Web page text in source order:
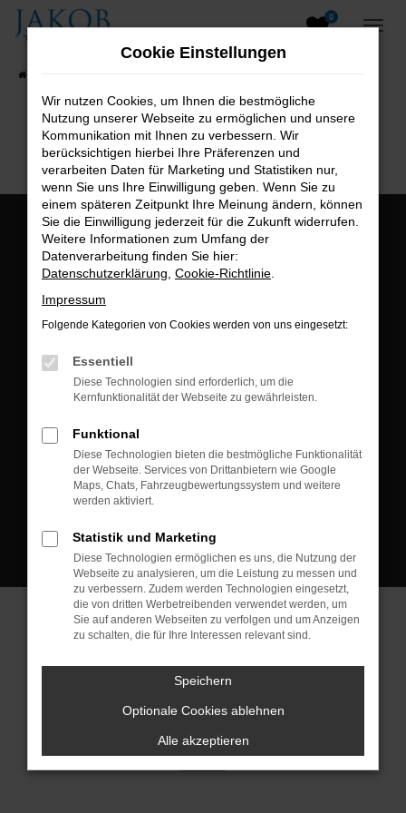
Zum
0
B2B-Shop
Öffnungszeiten:
Montag bis Freitag:
Postadresse:
Kontakt:
Tel.: +49 3745 760 90 20
Fax: +49 3745 760 90 21
Mail: fj@jakob-trading.com
Cookie Einstellungen
© 2026 Jakob Trading GmbH | Neustädter Straße 1 | DE-08223
Neustadt/Vogtland | fj@jakob-trading.com | Webdesign by audaris.de
Cookie Einstellungen
Wir nutzen Cookies, um Ihnen die bestmögliche
Nutzung unserer Webseite zu ermöglichen und unsere
Kommunikation mit Ihnen zu verbessern. Wir
berücksichtigen hierbei Ihre Präferenzen und
verarbeiten Daten für Marketing und Statistiken nur,
wenn Sie uns Ihre Einwilligung geben. Wenn Sie zu
einem späteren Zeitpunkt Ihre Meinung ändern, können
Sie die Einwilligung jederzeit für die Zukunft widerrufen.
Weitere Informationen zum Umfang der
Datenverarbeitung finden Sie hier:
Datenschutzerklärung Cookie-Richtlinie
Impressum
Folgende Kategorien von Cookies werden von uns eingesetzt:
Essentiell
Diese Technologien sind erforderlich, um die
Kernfunktionalität der Webseite zu gewährleisten.
Funktional
Diese Technologien bieten die bestmögliche Funktionalität
der Webseite. Services von Drittanbietern wie Google
Maps, Chats, Fahrzeugbewertungssystem und weitere
werden aktiviert.
Statistik und Marketing
Diese Technologien ermöglichen es uns, die Nutzung der
Webseite zu analysieren, um die Leistung zu messen und
zu verbessern. Zudem werden Technologien eingesetzt,
die von dritten Werbetreibenden verwendet werden, um
Sie auf anderen Webseiten zu verfolgen und um Anzeigen
zu schalten, die für Ihre Interessen relevant sind.
Speichern
Optionale Cookies ablehnen
Alle akzeptieren